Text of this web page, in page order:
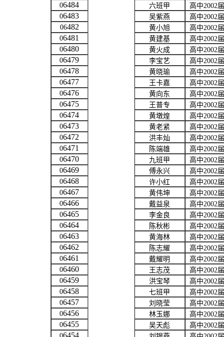
06484 六班甲 高中2002届
06483 吴紫燕 高中2002届
06482 黄小旭 高中2002届
06481 黄建基 高中2002届
06480 黄火成 高中2002届
06479 李宝艺 高中2002届
06478 黄晓瑜 高中2002届
06477 王卡嘉 高中2002届
06476 黄向东 高中2002届
06475 王普专 高中2002届
06474 黄墩煌 高中2002届
06473 黄老紧 高中2002届
06472 洪丰灿 高中2002届
06471 陈端雄 高中2002届
06470 九班甲 高中2002届
06469 傅永兴 高中2002届
06468 许小红 高中2002届
06467 黄伟坤 高中2002届
06466 戴益泉 高中2002届
06465 李金良 高中2002届
06464 陈秋彬 高中2002届
06463 黄海林 高中2002届
06462 陈志耀 高中2002届
06461 戴耀明 高中2002届
06460 王志茂 高中2002届
06459 洪宝琴 高中2002届
06458 七班甲 高中2002届
06457 刘晓莹 高中2002届
06456 林玉娜 高中2002届
06455 吴天彪 高中2002届
6454